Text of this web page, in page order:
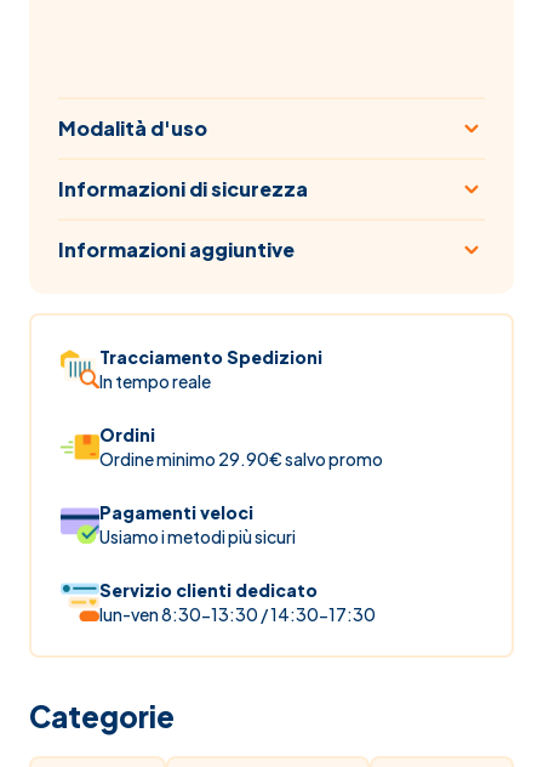
Modalità d'uso
Informazioni di sicurezza
Informazioni aggiuntive
Tracciamento Spedizioni
In tempo reale
Ordini
Ordine minimo 29.90€ salvo promo
Pagamenti veloci
Usiamo i metodi più sicuri
Servizio clienti dedicato
lun-ven 8:30-13:30 / 14:30-17:30
Categorie